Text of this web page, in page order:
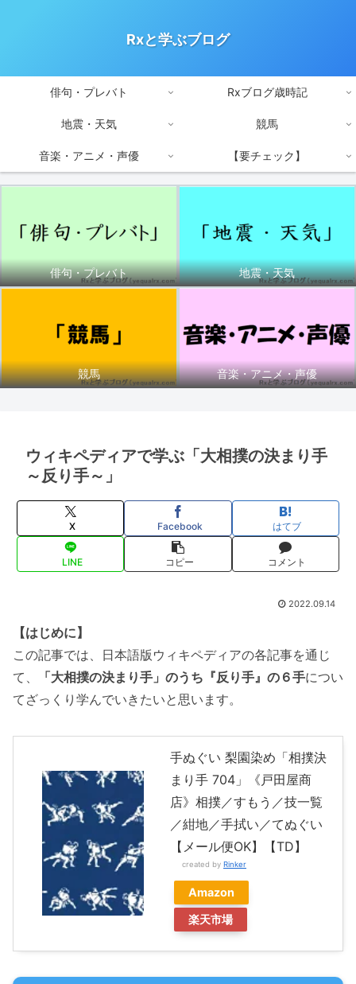
Rxと学ぶブログ
俳句・プレバト Rxブログ歳時記
地震・天気 競馬
音楽・アニメ・声優 【要チェック】
俳句・プレバト 地震・天気
競馬 音楽・アニメ・声優
ウィキペディアで学ぶ「大相撲の決まり手
～反り手～」
X Facebook はてブ
LINE コピー コメント
2022.09.14
【はじめに】
この記事では、日本語版ウィキペディアの各記事を通じ
て、
「大相撲の決まり手」のうち『反り手』の６手につい
てざっくり学んでいきたいと思います。
手ぬぐい 梨園染め「相撲決
まり手 704」《戸田屋商
店》相撲／すもう／技一覧
／紺地／手拭い／てぬぐい
【メール便OK】【TD】
created by Rinker
Amazon
楽天市場